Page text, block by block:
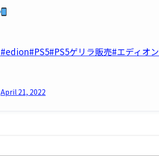
#edion#PS5#PS5ゲリラ販売#エディオン
April 21, 2022